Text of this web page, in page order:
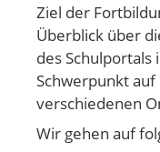
Ziel der
Überblick über
des
Schwerpunkt
verschiedenen
Wir gehen auf